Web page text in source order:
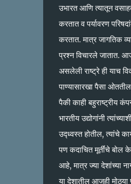
उभारत आणि त्यातून
करतात व पर्यावरण
करतात. मात्र जागतिक
प्रश्‍न विचारले जातात.
असलेली राष्ट्रे ही याच
पाण्यासारखा पैसा
पैकी काही बहुराष्ट्रीय
भारतीय उद्योगांनी
उद्ध्वस्त होतील, त्यांचे
पण कदाचित मूर्तींचे बोल
आहे, मात्र ज्या देशांच्या
या देशातील आजही